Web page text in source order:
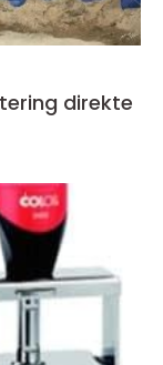
direkte